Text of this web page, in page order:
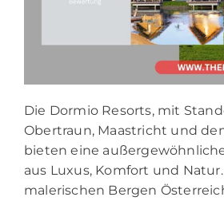
Die Dormio Resorts, mit
Obertraun, Maastricht und
bieten eine
aus Luxus, Komfort und
malerischen Bergen